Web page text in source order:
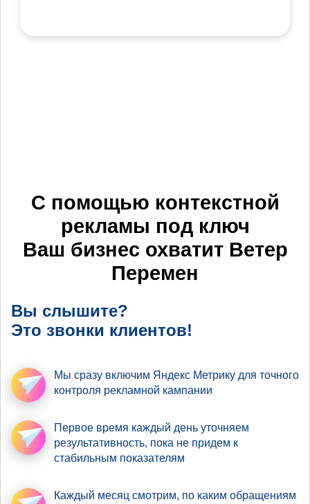
С помощью контекстной
рекламы под ключ
Ваш бизнес охватит Ветер
Перемен
Вы слышите?
Это звонки клиентов!
Мы сразу включим Яндекс Метрику для точного
контроля рекламной кампании
Первое время каждый день уточняем
результативность, пока не придем к
стабильным показателям
Каждый месяц смотрим, по каким обращениям